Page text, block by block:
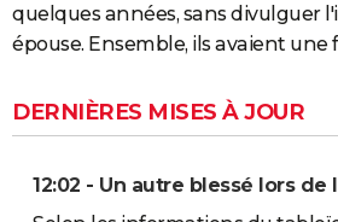
quelques années, sans divulguer
épouse. Ensemble, ils avaient une
DERNIÈRES MISES À JOUR
12:02 - Un autre blessé lors de